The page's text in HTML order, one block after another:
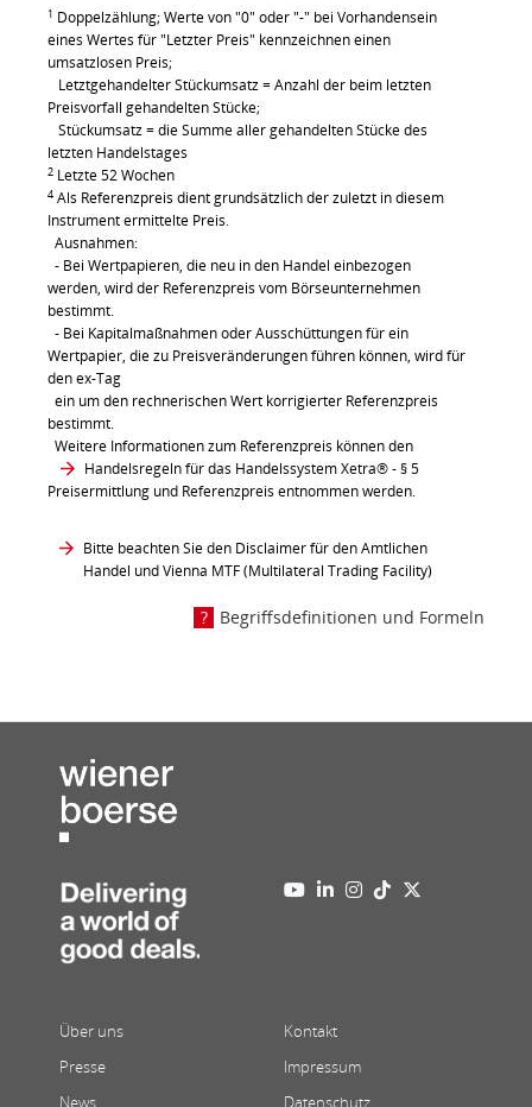
1 Doppelzählung; Werte von "0" oder "-" bei Vorhandensein
eines Wertes für "Letzter Preis" kennzeichnen einen
umsatzlosen Preis;
Letztgehandelter Stückumsatz = Anzahl der beim letzten
Preisvorfall gehandelten Stücke;
Stückumsatz = die Summe aller gehandelten Stücke des
letzten Handelstages
2 Letzte 52 Wochen
4 Als Referenzpreis dient grundsätzlich der zuletzt in diesem
Instrument ermittelte Preis.
Ausnahmen:
- Bei Wertpapieren, die neu in den Handel einbezogen
werden, wird der Referenzpreis vom Börseunternehmen
bestimmt.
- Bei Kapitalmaßnahmen oder Ausschüttungen für ein
Wertpapier, die zu Preisveränderungen führen können, wird für
den ex-Tag
ein um den rechnerischen Wert korrigierter Referenzpreis
bestimmt.
Weitere Informationen zum Referenzpreis können den
Handelsregeln für das Handelssystem Xetra®- § 5
Preisermittlung und Referenzpreis entnommen werden.
Bitte beachten Sie den Disclaimer für den Amtlichen
Handel und Vienna MTF (Multilateral Trading Facility)
Begriffsdefinitionen und Formeln
Über uns
Presse
News
Kontakt
Impressum
Datenschutz